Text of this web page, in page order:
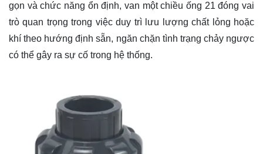
gọn và chức năng ổn định, van một chiều ống 21 đóng vai
trò quan trọng trong việc duy trì lưu lượng chất lỏng hoặc
khí theo hướng định sẵn, ngăn chặn tình trạng chảy ngược
có thể gây ra sự cố trong hệ thống.